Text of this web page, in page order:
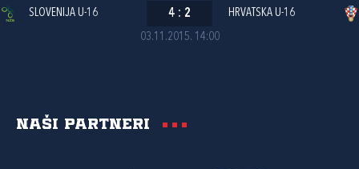
03.11.2015. 14:00
SLOVENIJA U-16 4 : 2 HRVATSKA U-16
Naši partneri